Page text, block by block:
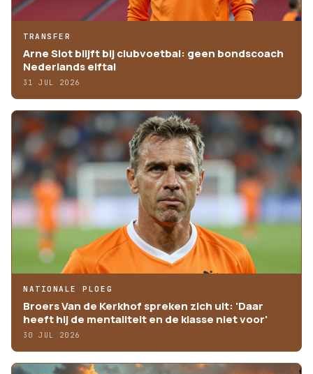
TRANSFER
Arne Slot blijft bij clubvoetbal: geen bondscoach
Nederlands elftal
31 JUL 2026
NATIONALE PLOEG
Broers Van de Kerkhof spreken zich uit: 'Daar
heeft hij de mentaliteit en de klasse niet voor'
30 JUL 2026